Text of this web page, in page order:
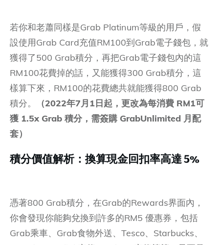
若你和老蕭同樣是Grab Platinum等級的用戶，假
設使用Grab Card充值RM100到Grab電子錢包，就
獲得了500 Grab積分，再把Grab電子錢包內的這
RM100花費掉的話，又能獲得300 Grab積分，這
樣算下來，RM100的花費總共就能獲得800 Grab
積分。
（2022年7月1日起，更改為每消費 RM1可
獲 1.5x Grab 積分，需簽購 GrabUnlimited 月配
套）
積分價值解析：換算現金回扣率高達 5%
憑著800 Grab積分，在Grab的Rewards界面內，
你會發現你能夠兌換到許多的RM5 優惠券，包括
Grab乘車、Grab食物外送、Tesco、Starbucks、